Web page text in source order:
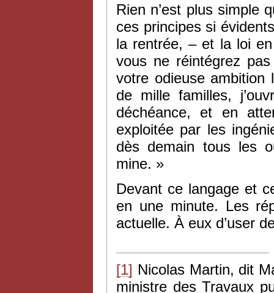
Rien n’est plus simple
ces principes si
la rentrée, – et la loi
vous ne réintégrez
votre odieuse ambition
de mille familles,
déchéance, et en
exploitée par les
dès demain tous les
mine. »
Devant ce langage et
en une minute. Les
actuelle. À eux d’user
[1] Nicolas Martin, dit
ministre des Travaux